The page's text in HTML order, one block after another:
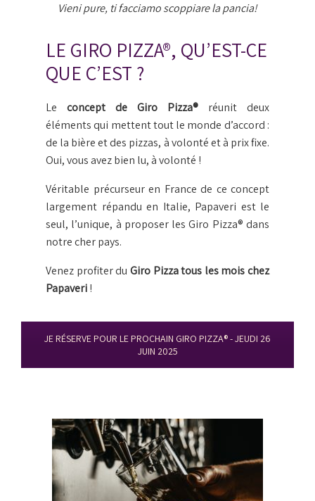
Vieni pure, ti facciamo scoppiare la pancia!
LE GIRO PIZZA®, QU’EST-CE
QUE C’EST ?
Le concept de Giro Pizza® réunit deux
éléments qui mettent tout le monde d’accord :
de la bière et des pizzas, à volonté et à prix fixe.
Oui, vous avez bien lu, à volonté !
Véritable précurseur en France de ce concept
largement répandu en Italie, Papaveri est le
seul, l’unique, à proposer les Giro Pizza® dans
notre cher pays.
Venez profiter du Giro Pizza tous les mois chez
Papaveri!
JE RÉSERVE POUR LE PROCHAIN GIRO PIZZA®️ - JEUDI 26
JUIN 2025